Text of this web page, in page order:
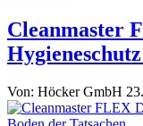
Cleanmaster
Von: Höcker GmbH